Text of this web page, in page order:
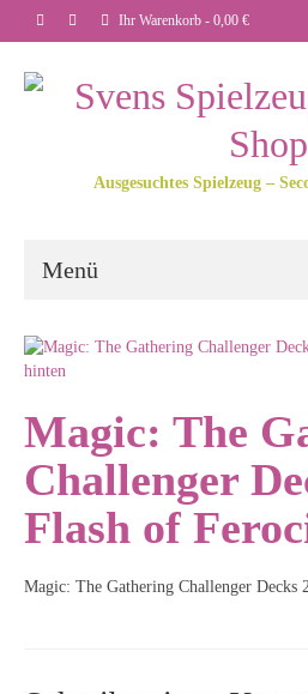
Ihr Warenkorb - 0,00 €
Ausgesuchtes Spielzeug –
Menü
Magic: The
Challenger
Flash of
Magic: The Gathering Challenger Decks